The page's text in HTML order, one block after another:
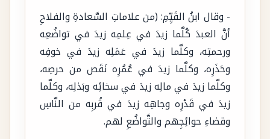
- وقال ابنُ القَيِّمِ: (من علاماتِ السَّعادةِ والفلاحِ
أنَّ العبدَ كُلَّما زيدَ في عِلمِه زيدَ في تواضُعِه
ورحمتِه، وكلَّما زيدَ في عَمَلِه زيدَ في خوفِه
وحَذَرِه، وكلَّما زيدَ في عُمُرِه نَقَص من حرصِه،
وكلَّما زيدَ في مالِه زيدَ في سخائِه وبَذلِه، وكلَّما
زيدَ في قَدْرِه وجاهِه زيدَ في قُربِه من النَّاسِ
وقضاءِ حوائِجِهم والتَّواضُعِ لهم.